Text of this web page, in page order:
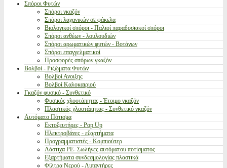
Σπόροι Φυτών
Σπόροι γκαζόν
Σπόροι λαχανικών σε φάκελα
Βιολογικοί σπόροι - Παλιοί παραδοσιακοί σπόροι
Σπόροι ανθέων - λουλουδιών
Σπόροι αρωματικών φυτών - Βοτάνων
Σπόροι επαγγελματικοί
Προσφορές σπόρων γκαζόν
Βολβοί - Ριζώματα Φυτών
Βολβοί Ανοιξης
Βολβοί Καλοκαιριού
Γκαζόν φυσικό - Συνθετικό
Φυσικός χλοοτάπητας - Έτοιμο γκαζόν
Πλαστικός χλοοτάπητας - Συνθετικό γκαζόν
Αυτόματο Πότισμα
Εκτοξευτήρες - Pop Up
Ηλεκτροβάνες - εξαρτήματα
Προγραμματιστές - Κομπιούτερ
Λάστιχα PE- Σωλήνες αυτόματου ποτίσματος
Εξαρτήματα συνδεσμολογίας πλαστικά
Φίλτρα Νερού - Λιπαντήρες